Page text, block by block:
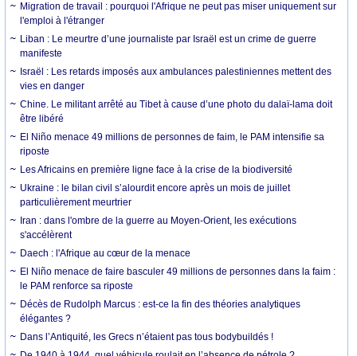
Migration de travail : pourquoi l'Afrique ne peut pas miser uniquement sur
l'emploi à l'étranger
Liban : Le meurtre d’une journaliste par Israël est un crime de guerre
manifeste
Israël : Les retards imposés aux ambulances palestiniennes mettent des
vies en danger
Chine. Le militant arrêté au Tibet à cause d’une photo du dalaï-lama doit
être libéré
El Niño menace 49 millions de personnes de faim, le PAM intensifie sa
riposte
Les Africains en première ligne face à la crise de la biodiversité
Ukraine : le bilan civil s’alourdit encore après un mois de juillet
particulièrement meurtrier
Iran : dans l'ombre de la guerre au Moyen-Orient, les exécutions
s'accélèrent
Daech : l'Afrique au cœur de la menace
El Niño menace de faire basculer 49 millions de personnes dans la faim :
le PAM renforce sa riposte
Décès de Rudolph Marcus : est-ce la fin des théories analytiques
élégantes ?
Dans l’Antiquité, les Grecs n’étaient pas tous bodybuildés !